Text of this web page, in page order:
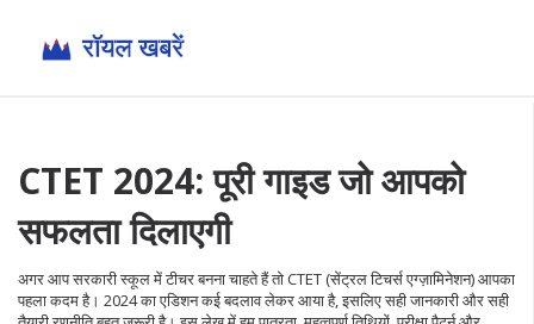
CTET 2024: पूरी गाइड जो आपको
सफलता दिलाएगी
अगर आप सरकारी स्कूल में टीचर बनना चाहते हैं तो CTET (सेंट्रल टिचर्स एग्ज़ामिनेशन) आपका
पहला कदम है। 2024 का एडिशन कई बदलाव लेकर आया है, इसलिए सही जानकारी और सही